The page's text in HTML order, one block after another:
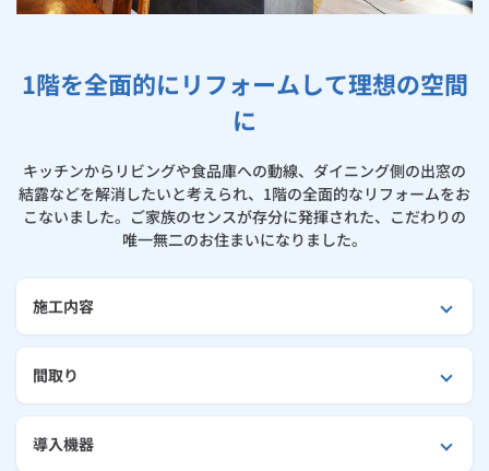
太陽光発電余剰電力買取サービス
インターネットのお申込み
レンジフード
ガス温水床暖房「ヌック」
ガスコード
エネファーム
蓄電池
警報器・消火器
消火器
お近くのガスのお店
ほっ得定額
みるぴこ
FitDish
プリゼロ
お引越しの手続き
キッチンリフォーム
床下（シロアリ対策）
リビング・ダイニングリフォーム
外壁・屋根リフォーム
1階を全面的にリフォームして理想の空間
に
キッチンからリビングや食品庫への動線、ダイニング側の出窓の
結露などを解消したいと考えられ、1階の全面的なリフォームをお
こないました。ご家族のセンスが存分に発揮された、こだわりの
唯一無二のお住まいになりました。
施工内容
間取り
導入機器